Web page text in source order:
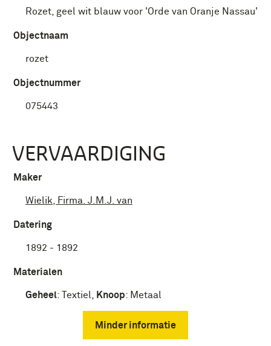
Rozet, geel wit blauw voor 'Orde van Oranje Nassau'
Objectnaam
rozet
Objectnummer
075443
VERVAARDIGING
Maker
Wielik, Firma. J.M.J. van
Datering
1892 - 1892
Materialen
Geheel: Textiel Knoop: Metaal
Minder informatie